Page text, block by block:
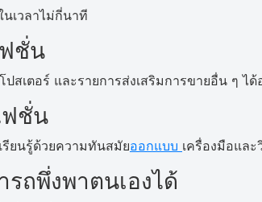
เวลาไม่กี่นาที
ชั่น
สเตอร์ และรายการส่งเสริมการขายอื่น ๆ ได้
ฟชั่น
รียนรู้ด้วยความทันสมัยออกแบบ เครื่องมือและ
ถพึ่งพาตนเองได้